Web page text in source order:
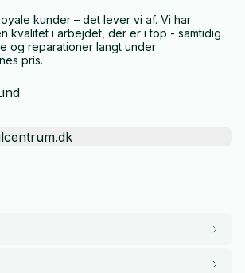
kunder – det lever vi af. Vi har
kvalitet i arbejdet, der er i top - samtidig
og reparationer langt under
pris.